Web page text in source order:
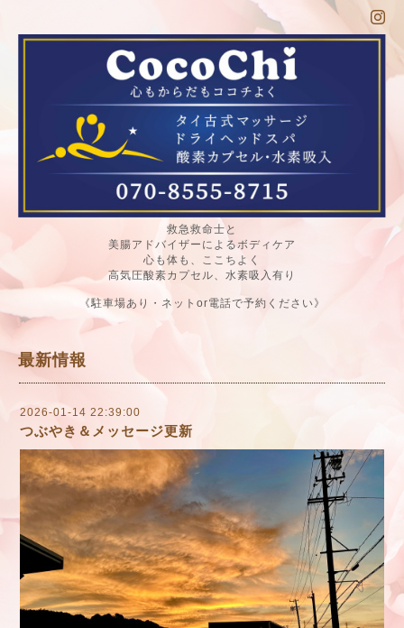
救急救命士と
美腸アドバイザーによるボディケア
心も体も、ここちよく
高気圧酸素カプセル、水素吸入有り
《駐車場あり・ネットor電話で予約ください》
最新情報
2026-01-14 22:39:00
つぶやき＆メッセージ更新